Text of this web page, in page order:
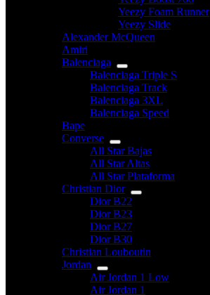
Yeezy Foam Runner
Yeezy Slide
Alexander McQueen
Amiri
Balenciaga
Balenciaga Triple S
Balenciaga Track
Balenciaga 3XL
Balenciaga Speed
Bape
Converse
All Star Bajas
All Star Altas
All Star Plataforma
Christian Dior
Dior B22
Dior B23
Dior B27
Dior B30
Christian Louboutin
Jordan
Air Jordan 1 Low
Air Jordan 1